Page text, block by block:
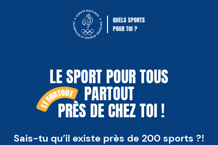
Comité National Olympique Sportif
QUELS SPORTS
POUR TOI ?
LE SPORT POUR TOUS
PARTOUT
ET SUTOUT
PRÈS DE CHEZ TOI !
Sais-tu qu’il existe près de 200 sports ?!